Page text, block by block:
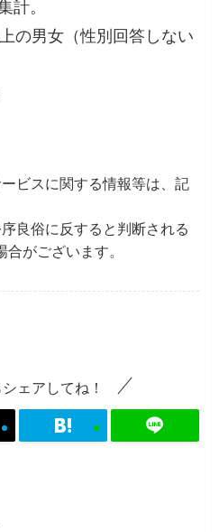
。
の男女（性別回答しない
ビスに関する情報等は、記
良俗に反すると判断される
がございます。
ェアしてね！